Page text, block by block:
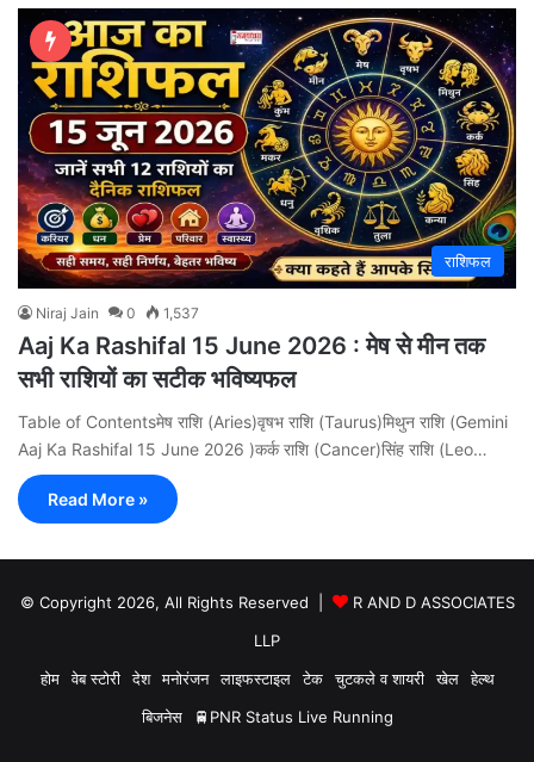
राशिफल
Niraj Jain 0 1,537
Aaj Ka Rashifal 15 June 2026 : मेष से मीन तक
सभी राशियों का सटीक भविष्यफल
Table of Contentsमेष राशि (Aries)वृषभ राशि (Taurus)मिथुन राशि (Gemini
Aaj Ka Rashifal 15 June 2026 )कर्क राशि (Cancer)सिंह राशि (Leo…
Read More »
© Copyright 2026, All Rights Reserved |
R AND D ASSOCIATES
LLP
होम
वेब स्टोरी देश मनोरंजन लाइफस्टाइल टेक चुटकले व शायरी खेल
हेल्थ
बिजनेस
🚆PNR Status Live Running